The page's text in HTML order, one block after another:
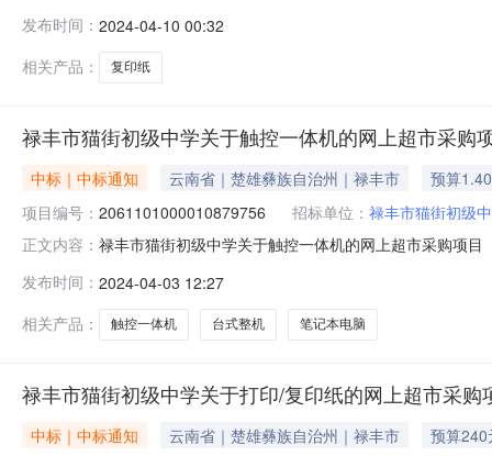
产品审核前公示：采购公告（或单一来源审核前公示）
发布时间： 2024-04-10 00:32
相关产品：
复印纸
禄丰市猫街初级中学关于触控一体机的网上超市采购
中标｜中标通知 云南省｜楚雄彝族自治州｜禄丰市
预算
项目编号： 2061101000010879756 招标单位： 禄丰市猫街初级
正文内容： 禄丰市猫街初级中学关于触控一体机的网上超市采购项
购计划信息：序号采购计划文号信息采购计划金额
发布时间： 2024-04-03 12:27
相关产品：
触控一体机 台式整机 笔记本电脑
禄丰市猫街初级中学关于打印/复印纸的网上超市采购
中标｜中标通知 云南省｜楚雄彝族自治州｜禄丰市
预算240